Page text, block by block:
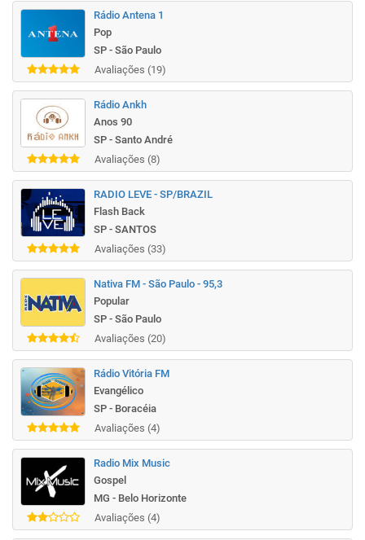
Rádio Antena 1
Pop
SP - São Paulo
Avaliações (19)
Rádio Ankh
Anos 90
SP - Santo André
Avaliações (8)
RADIO LEVE - SP/BRAZIL
Flash Back
SP - SANTOS
Avaliações (33)
Nativa FM - São Paulo - 95,3
Popular
SP - São Paulo
Avaliações (20)
Rádio Vitória FM
Evangélico
SP - Boracéia
Avaliações (4)
Radio Mix Music
Gospel
MG - Belo Horizonte
Avaliações (4)